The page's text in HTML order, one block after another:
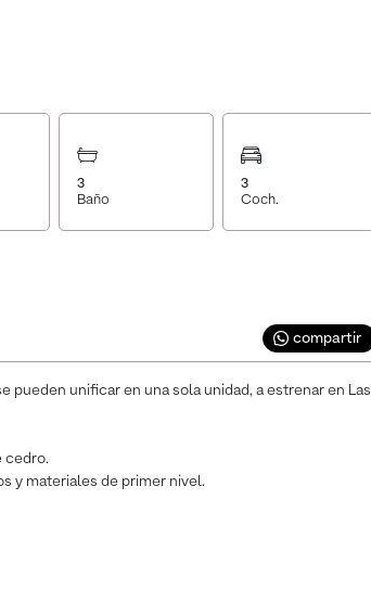
3
Baño
3
Coch.
compartir
unificar en una sola unidad, a estrenar en Las
cedro.
y materiales de primer nivel.